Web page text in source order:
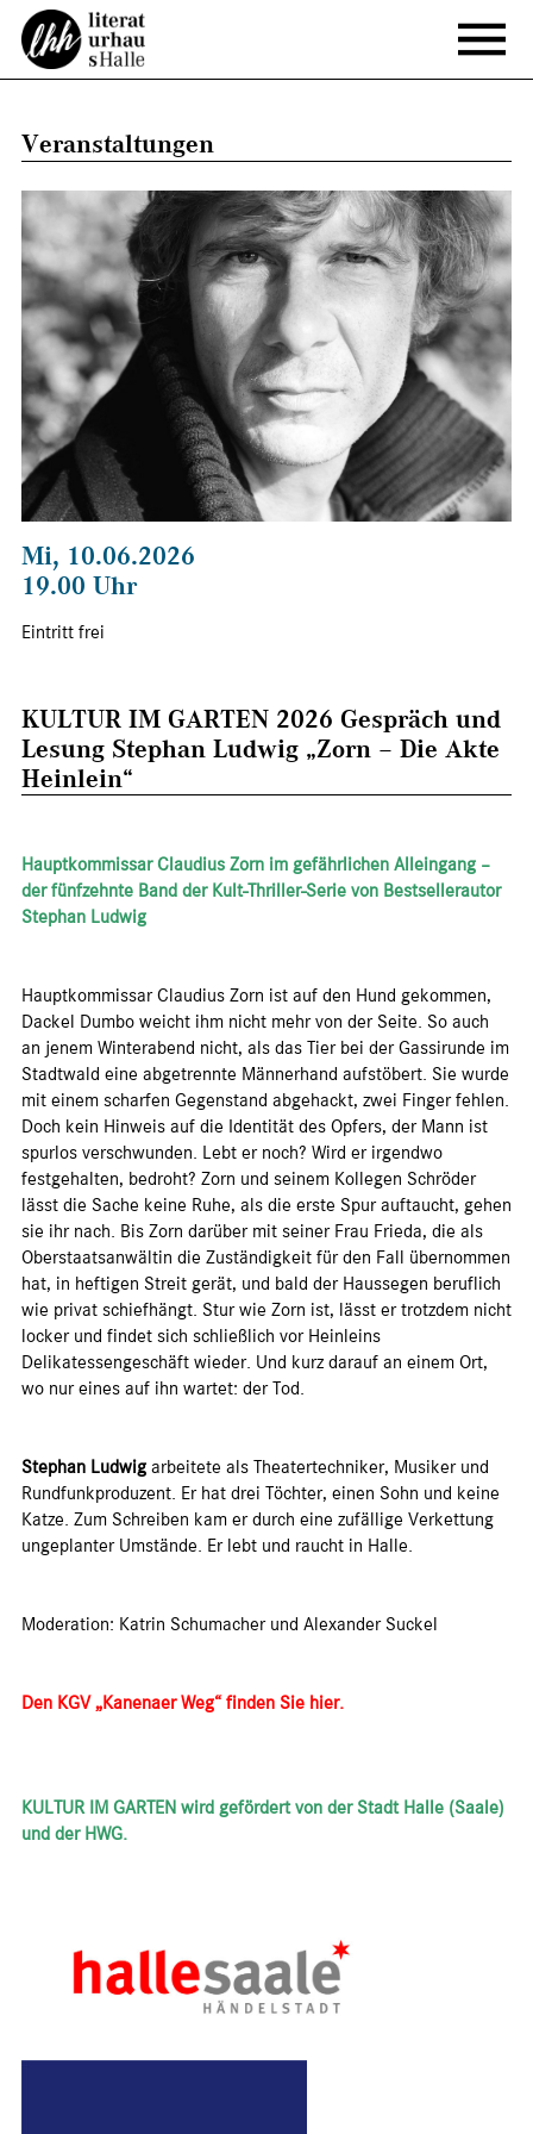
Veranstaltungen
Mi, 10.06.2026
19.00 Uhr
Eintritt frei
KULTUR IM GARTEN 2026 Gespräch und
Lesung Stephan Ludwig „Zorn – Die Akte
Heinlein“
Hauptkommissar Claudius Zorn im gefährlichen Alleingang –
der fünfzehnte Band der Kult-Thriller-Serie von Bestsellerautor
Stephan Ludwig
Hauptkommissar Claudius Zorn ist auf den Hund gekommen,
Dackel Dumbo weicht ihm nicht mehr von der Seite. So auch
an jenem Winterabend nicht, als das Tier bei der Gassirunde im
Stadtwald eine abgetrennte Männerhand aufstöbert. Sie wurde
mit einem scharfen Gegenstand abgehackt, zwei Finger fehlen.
Doch kein Hinweis auf die Identität des Opfers, der Mann ist
spurlos verschwunden. Lebt er noch? Wird er irgendwo
festgehalten, bedroht? Zorn und seinem Kollegen Schröder
lässt die Sache keine Ruhe, als die erste Spur auftaucht, gehen
sie ihr nach. Bis Zorn darüber mit seiner Frau Frieda, die als
Oberstaatsanwältin die Zuständigkeit für den Fall übernommen
hat, in heftigen Streit gerät, und bald der Haussegen beruflich
wie privat schiefhängt. Stur wie Zorn ist, lässt er trotzdem nicht
locker und findet sich schließlich vor Heinleins
Delikatessengeschäft wieder. Und kurz darauf an einem Ort,
wo nur eines auf ihn wartet: der Tod.
Stephan Ludwig arbeitete als Theatertechniker, Musiker und
Rundfunkproduzent. Er hat drei Töchter, einen Sohn und keine
Katze. Zum Schreiben kam er durch eine zufällige Verkettung
ungeplanter Umstände. Er lebt und raucht in Halle.
Moderation: Katrin Schumacher und Alexander Suckel
Den KGV „Kanenaer Weg“ finden Sie hier.
KULTUR IM GARTEN wird gefördert von der Stadt Halle (Saale)
und der HWG.